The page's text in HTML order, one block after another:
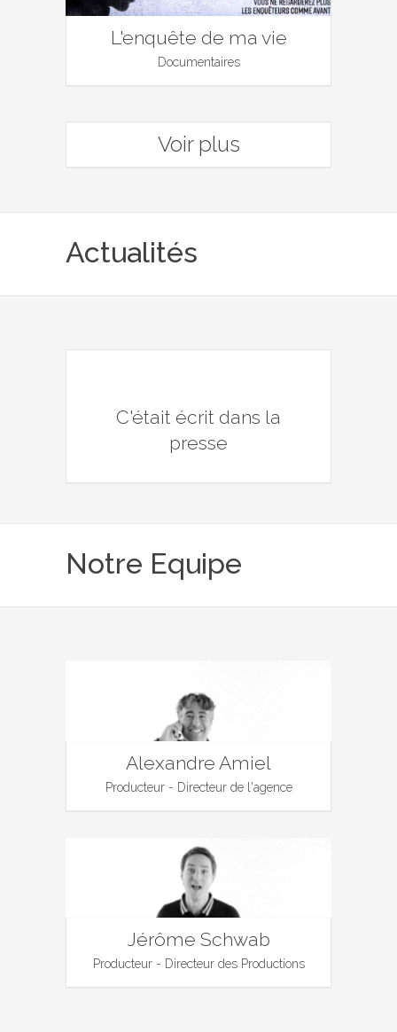
L'enquête de ma vie
Documentaires
Voir plus
Actualités
C'était écrit dans la
presse
Notre Equipe
Alexandre Amiel
Producteur - Directeur de l'agence
Jérôme Schwab
Producteur - Directeur des Productions